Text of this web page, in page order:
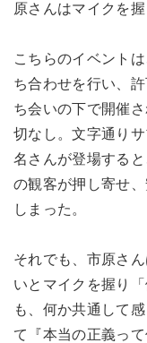
原さんはマイクを
こちらのイベント
ち合わせを行い、
ち会いの下で開催
切なし。文字通り
名さんが登場する
の観客が押し寄せ
しまった。
それでも、市原さ
いとマイクを握り
も、何か共通して
て『本当の正義っ